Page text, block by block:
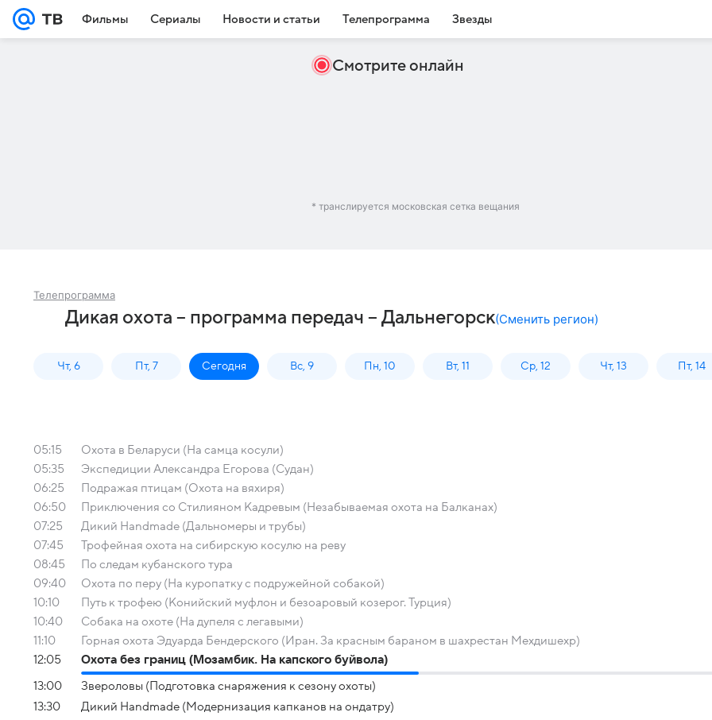
Фильмы Сериалы Новости и статьи Телепрограмма Звезды
Смотрите онлайн
* транслируется московская сетка вещания
Телепрограмма
Дикая охота – программа передач – Дальнегорск(Сменить регион)
Чт, 6 Пт, 7 Сегодня Вс, 9 Пн, 10 Вт, 11 Ср, 12 Чт, 13 Пт, 14
05:15
Охота в Беларуси (На самца косули)
05:35
Экспедиции Александра Егорова (Судан)
06:25
Подражая птицам (Охота на вяхиря)
06:50
Приключения со Стилияном Кадревым (Незабываемая охота на Балканах)
07:25
Дикий Handmade (Дальномеры и трубы)
07:45
Трофейная охота на сибирскую косулю на реву
08:45
По следам кубанского тура
09:40
Охота по перу (На куропатку с подружейной собакой)
10:10
Путь к трофею (Конийский муфлон и безоаровый козерог. Турция)
10:40
Собака на охоте (На дупеля с легавыми)
11:10
Горная охота Эдуарда Бендерского (Иран. За красным бараном в шахрестан Мехдишехр)
12:05
Охота без границ (Мозамбик. На капского буйвола)
13:00
Звероловы (Подготовка снаряжения к сезону охоты)
13:30
Дикий Handmade (Модернизация капканов на ондатру)